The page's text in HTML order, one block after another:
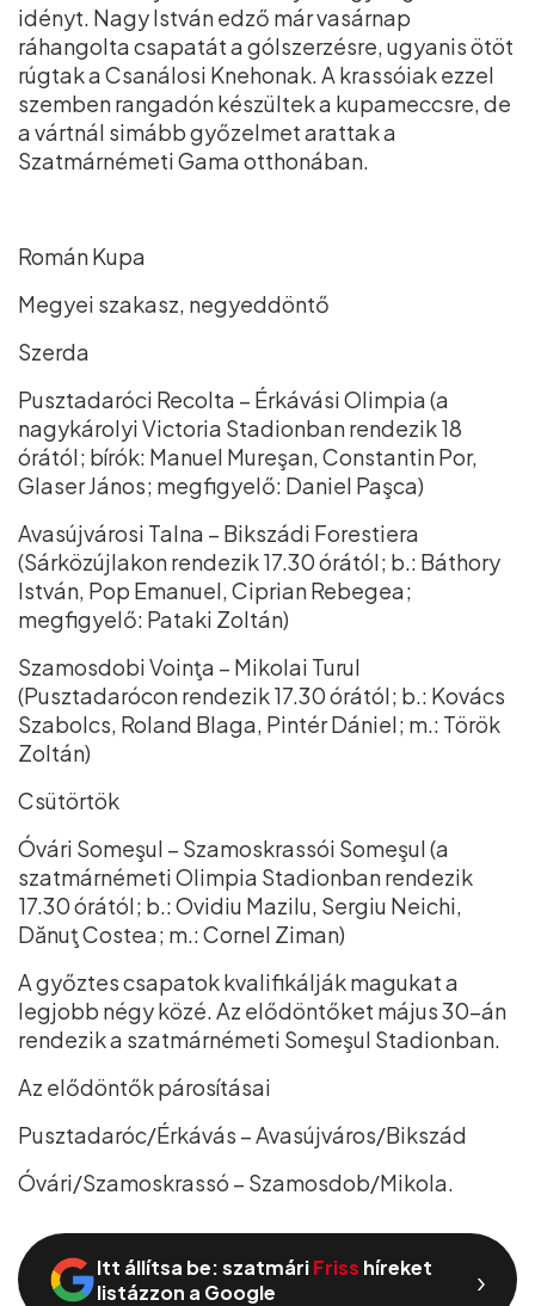
idényt. Nagy István edző már vasárnap
ráhangolta csapatát a gólszerzésre, ugyanis ötöt
rúgtak a Csanálosi Knehonak. A krassóiak ezzel
szemben rangadón készültek a kupameccsre, de
a vártnál simább győzelmet arattak a
Szatmárnémeti Gama otthonában.
Román Kupa
Megyei szakasz, negyeddöntő
Szerda
Pusztadaróci Recolta – Érkávási Olimpia (a
nagykárolyi Victoria Stadionban rendezik 18
órától; bírók: Manuel Mureşan, Constantin Por,
Glaser János; megfigyelő: Daniel Paşca)
Avasújvárosi Talna – Bikszádi Forestiera
(Sárközújlakon rendezik 17.30 órától; b.: Báthory
István, Pop Emanuel, Ciprian Rebegea;
megfigyelő: Pataki Zoltán)
Szamosdobi Voinţa – Mikolai Turul
(Pusztadarócon rendezik 17.30 órától; b.: Kovács
Szabolcs, Roland Blaga, Pintér Dániel; m.: Török
Zoltán)
Csütörtök
Óvári Someşul – Szamoskrassói Someşul (a
szatmárnémeti Olimpia Stadionban rendezik
17.30 órától; b.: Ovidiu Mazilu, Sergiu Neichi,
Dănuţ Costea; m.: Cornel Ziman)
A győztes csapatok kvalifikálják magukat a
legjobb négy közé. Az elődöntőket május 30–án
rendezik a szatmárnémeti Someşul Stadionban.
Az elődöntők párosításai
Pusztadaróc/Érkávás – Avasújváros/Bikszád
Óvári/Szamoskrassó – Szamosdob/Mikola.
Itt állítsa be: szatmáriFriss híreket
listázzon a Google
›